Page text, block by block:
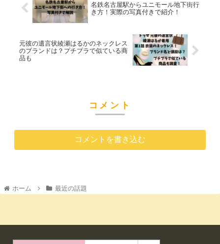
名鉄名古屋駅からユニモール地下街行
き方！実際の写真付きで紹介！
元彼の遺言状綾瀬はるかのネックレス
のブランドは？プチプラで似ている商
品も
コメント
コメントを書き込む
ホーム 最近の話題